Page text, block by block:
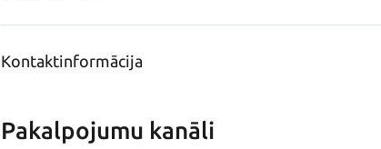
Kontaktinformācija
Pakalpojumu kanāli